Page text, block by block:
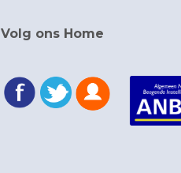
Volg ons Home